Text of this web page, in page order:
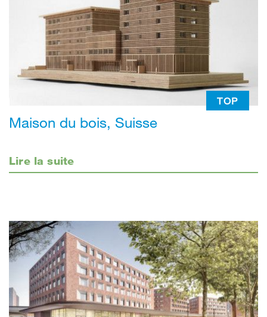
TOP
Maison du bois, Suisse
Lire la suite